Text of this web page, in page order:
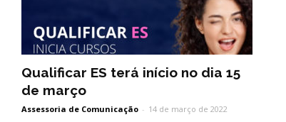
Qualificar ES terá início no dia 15
de março
Assessoria de Comunicação - 14 de março de 2022